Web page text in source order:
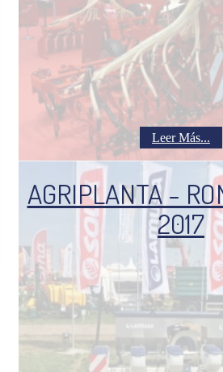
Leer Más...
AGRIPLANTA -
2017